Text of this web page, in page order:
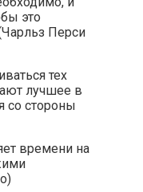
это
Перси
тех
лучшее в
со стороны
времени на